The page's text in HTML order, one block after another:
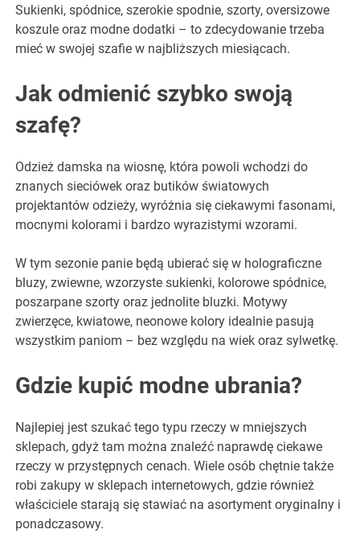
Sukienki, spódnice, szerokie spodnie, szorty, oversizowe
koszule oraz modne dodatki – to zdecydowanie trzeba
mieć w swojej szafie w najbliższych miesiącach.
Jak odmienić szybko swoją
szafę?
Odzież damska na wiosnę, która powoli wchodzi do
znanych sieciówek oraz butików światowych
projektantów odzieży, wyróżnia się ciekawymi fasonami,
mocnymi kolorami i bardzo wyrazistymi wzorami.
W tym sezonie panie będą ubierać się w holograficzne
bluzy, zwiewne, wzorzyste sukienki, kolorowe spódnice,
poszarpane szorty oraz jednolite bluzki. Motywy
zwierzęce, kwiatowe, neonowe kolory idealnie pasują
wszystkim paniom – bez względu na wiek oraz sylwetkę.
Gdzie kupić modne ubrania?
Najlepiej jest szukać tego typu rzeczy w mniejszych
sklepach, gdyż tam można znaleźć naprawdę ciekawe
rzeczy w przystępnych cenach. Wiele osób chętnie także
robi zakupy w sklepach internetowych, gdzie również
właściciele starają się stawiać na asortyment oryginalny i
ponadczasowy.